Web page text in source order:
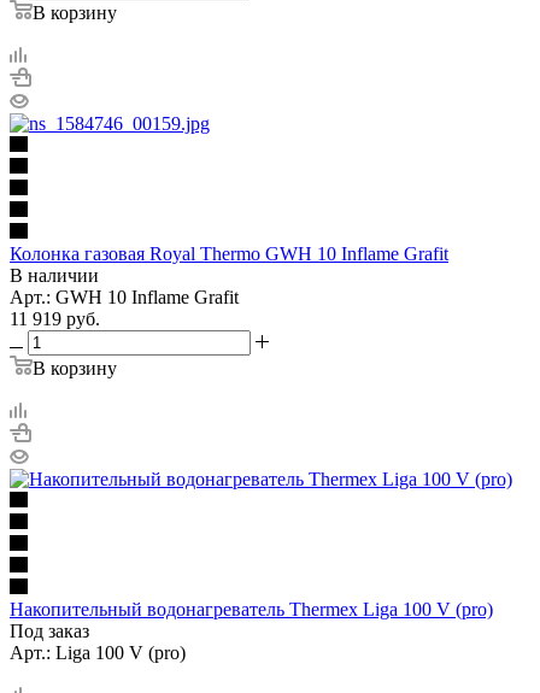
В корзину
Колонка газовая Royal Thermo GWH 10 Inflame Grafit
В наличии
Арт.: GWH 10 Inflame Grafit
11 919 руб.
В корзину
Накопительный водонагреватель Thermex Liga 100 V (pro)
Под заказ
Арт.: Liga 100 V (pro)